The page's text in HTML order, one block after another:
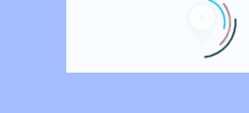
Nos adresses en France